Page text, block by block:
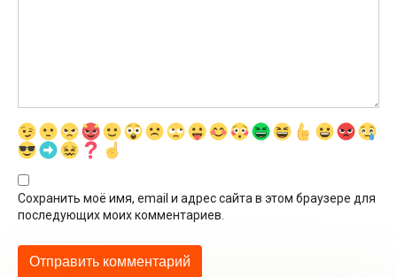
Сохранить моё имя, email и адрес сайта в этом браузере для
последующих моих комментариев.